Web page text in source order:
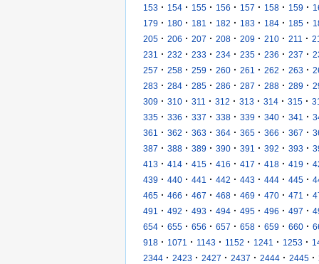
153 · 154 · 155 · 156 · 157 · 158 · 159 ·
179 · 180 · 181 · 182 · 183 · 184 · 185 ·
205 · 206 · 207 · 208 · 209 · 210 · 211 ·
231
· 232 · 233 · 234 · 235 · 236 · 237 ·
257 · 258 · 259 · 260 · 261 · 262 · 263 ·
283 · 284 · 285 · 286 · 287 · 288 · 289 ·
309 · 310 · 311 · 312 · 313 · 314 · 315 ·
335 · 336 · 337 · 338 · 339 · 340 · 341 ·
361
· 362 · 363 · 364 · 365 · 366 · 367 ·
387 · 388 · 389 · 390 · 391 · 392 · 393 ·
413 · 414 · 415 · 416 · 417 · 418 · 419 ·
439 · 440 · 441 · 442 · 443 · 444 · 445 ·
465 · 466 · 467 · 468 · 469 · 470 · 471 ·
491
· 492 · 493 · 494 · 495 · 496 · 497 ·
654 · 655 · 656 · 657 · 658 · 659 · 660 ·
918 · 1071 · 1143 · 1152 · 1241 · 1253 ·
2344 · 2423 · 2427 · 2437 · 2444 · 2445 ·